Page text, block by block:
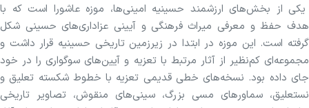
یکی از بخش‌های ارزشمند حسینیه امینی‌ها، موزه عاشورا است که با
هدف حفظ و معرفی میراث فرهنگی و آیینی عزاداری‌های حسینی شکل
گرفته است. این موزه در ابتدا در زیرزمین تاریخی حسینیه قرار داشت و
مجموعه‌ای کم‌نظیر از آثار مرتبط با تعزیه و آیین‌های سوگواری را در خود
جای داده بود. نسخه‌های خطی قدیمی تعزیه با خطوط شکسته تعلیق و
نستعلیق، سماور‌های مسی بزرگ، سینی‌های منقوش، تصاویر تاریخی